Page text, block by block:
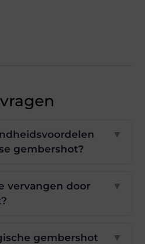
gembershot?
▼
vervangen door
▼
gembershot
▼